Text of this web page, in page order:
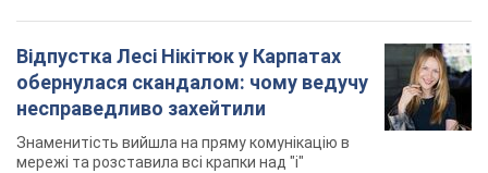
Відпустка Лесі Нікітюк у Карпатах
обернулася скандалом: чому ведучу
несправедливо захейтили
Знаменитість вийшла на пряму комунікацію в
мережі та розставила всі крапки над "і"